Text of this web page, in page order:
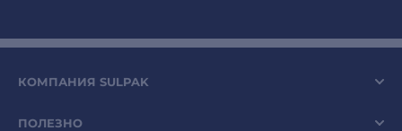
КОМПАНИЯ SULPAK
ПОЛЕЗНО